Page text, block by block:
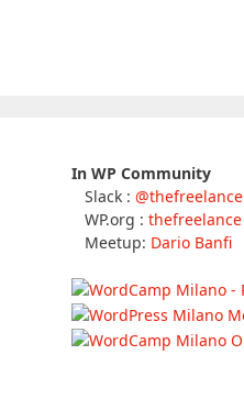
In WP Community
Slack :@thefreelance
WP.org :thefreelance
Meetup: Dario Banfi